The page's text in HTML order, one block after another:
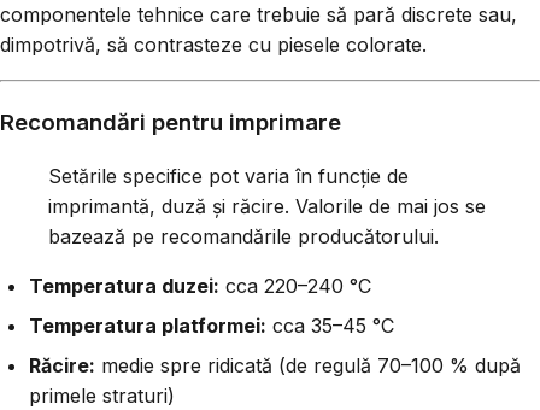
componentele tehnice care trebuie să pară discrete sau,
dimpotrivă, să contrasteze cu piesele colorate.
Recomandări pentru imprimare
Setările specifice pot varia în funcție de
imprimantă, duză și răcire. Valorile de mai jos se
bazează pe recomandările producătorului.
Temperatura duzei: cca 220–240 °C
Temperatura platformei: cca 35–45 °C
Răcire: medie spre ridicată (de regulă 70–100 % după
primele straturi)